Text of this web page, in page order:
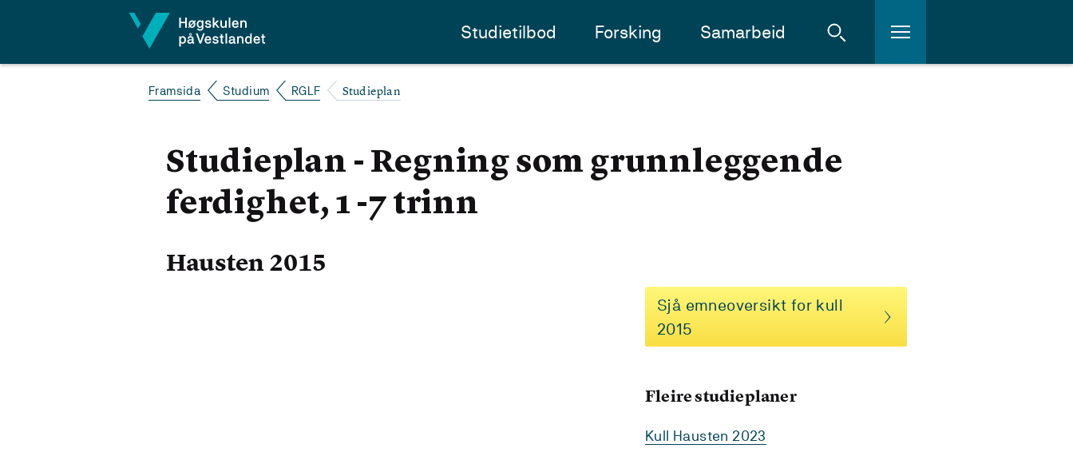
Studietilbod Forsking Samarbeid
Framsida Studium RGLF Studieplan
Studieplan - Regning som grunnleggende
ferdighet, 1 -7 trinn
Hausten 2015
Sjå emneoversikt for kull
2015
Fleire studieplaner
Kull Hausten 2023